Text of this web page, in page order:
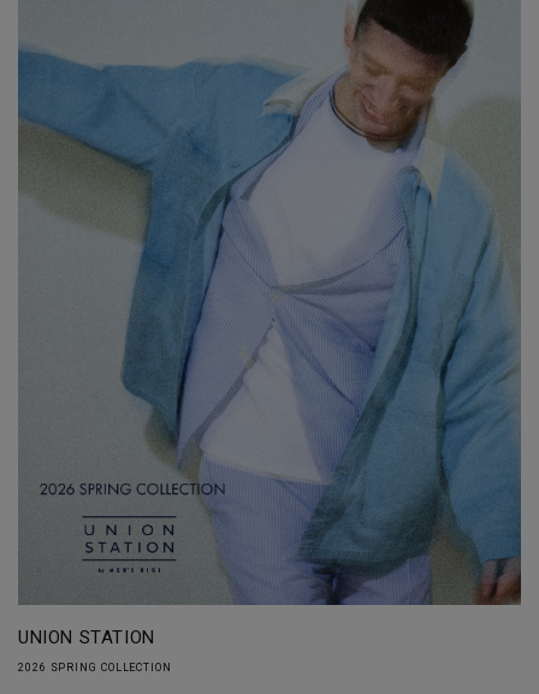
UNION STATION
2026 SPRING COLLECTION